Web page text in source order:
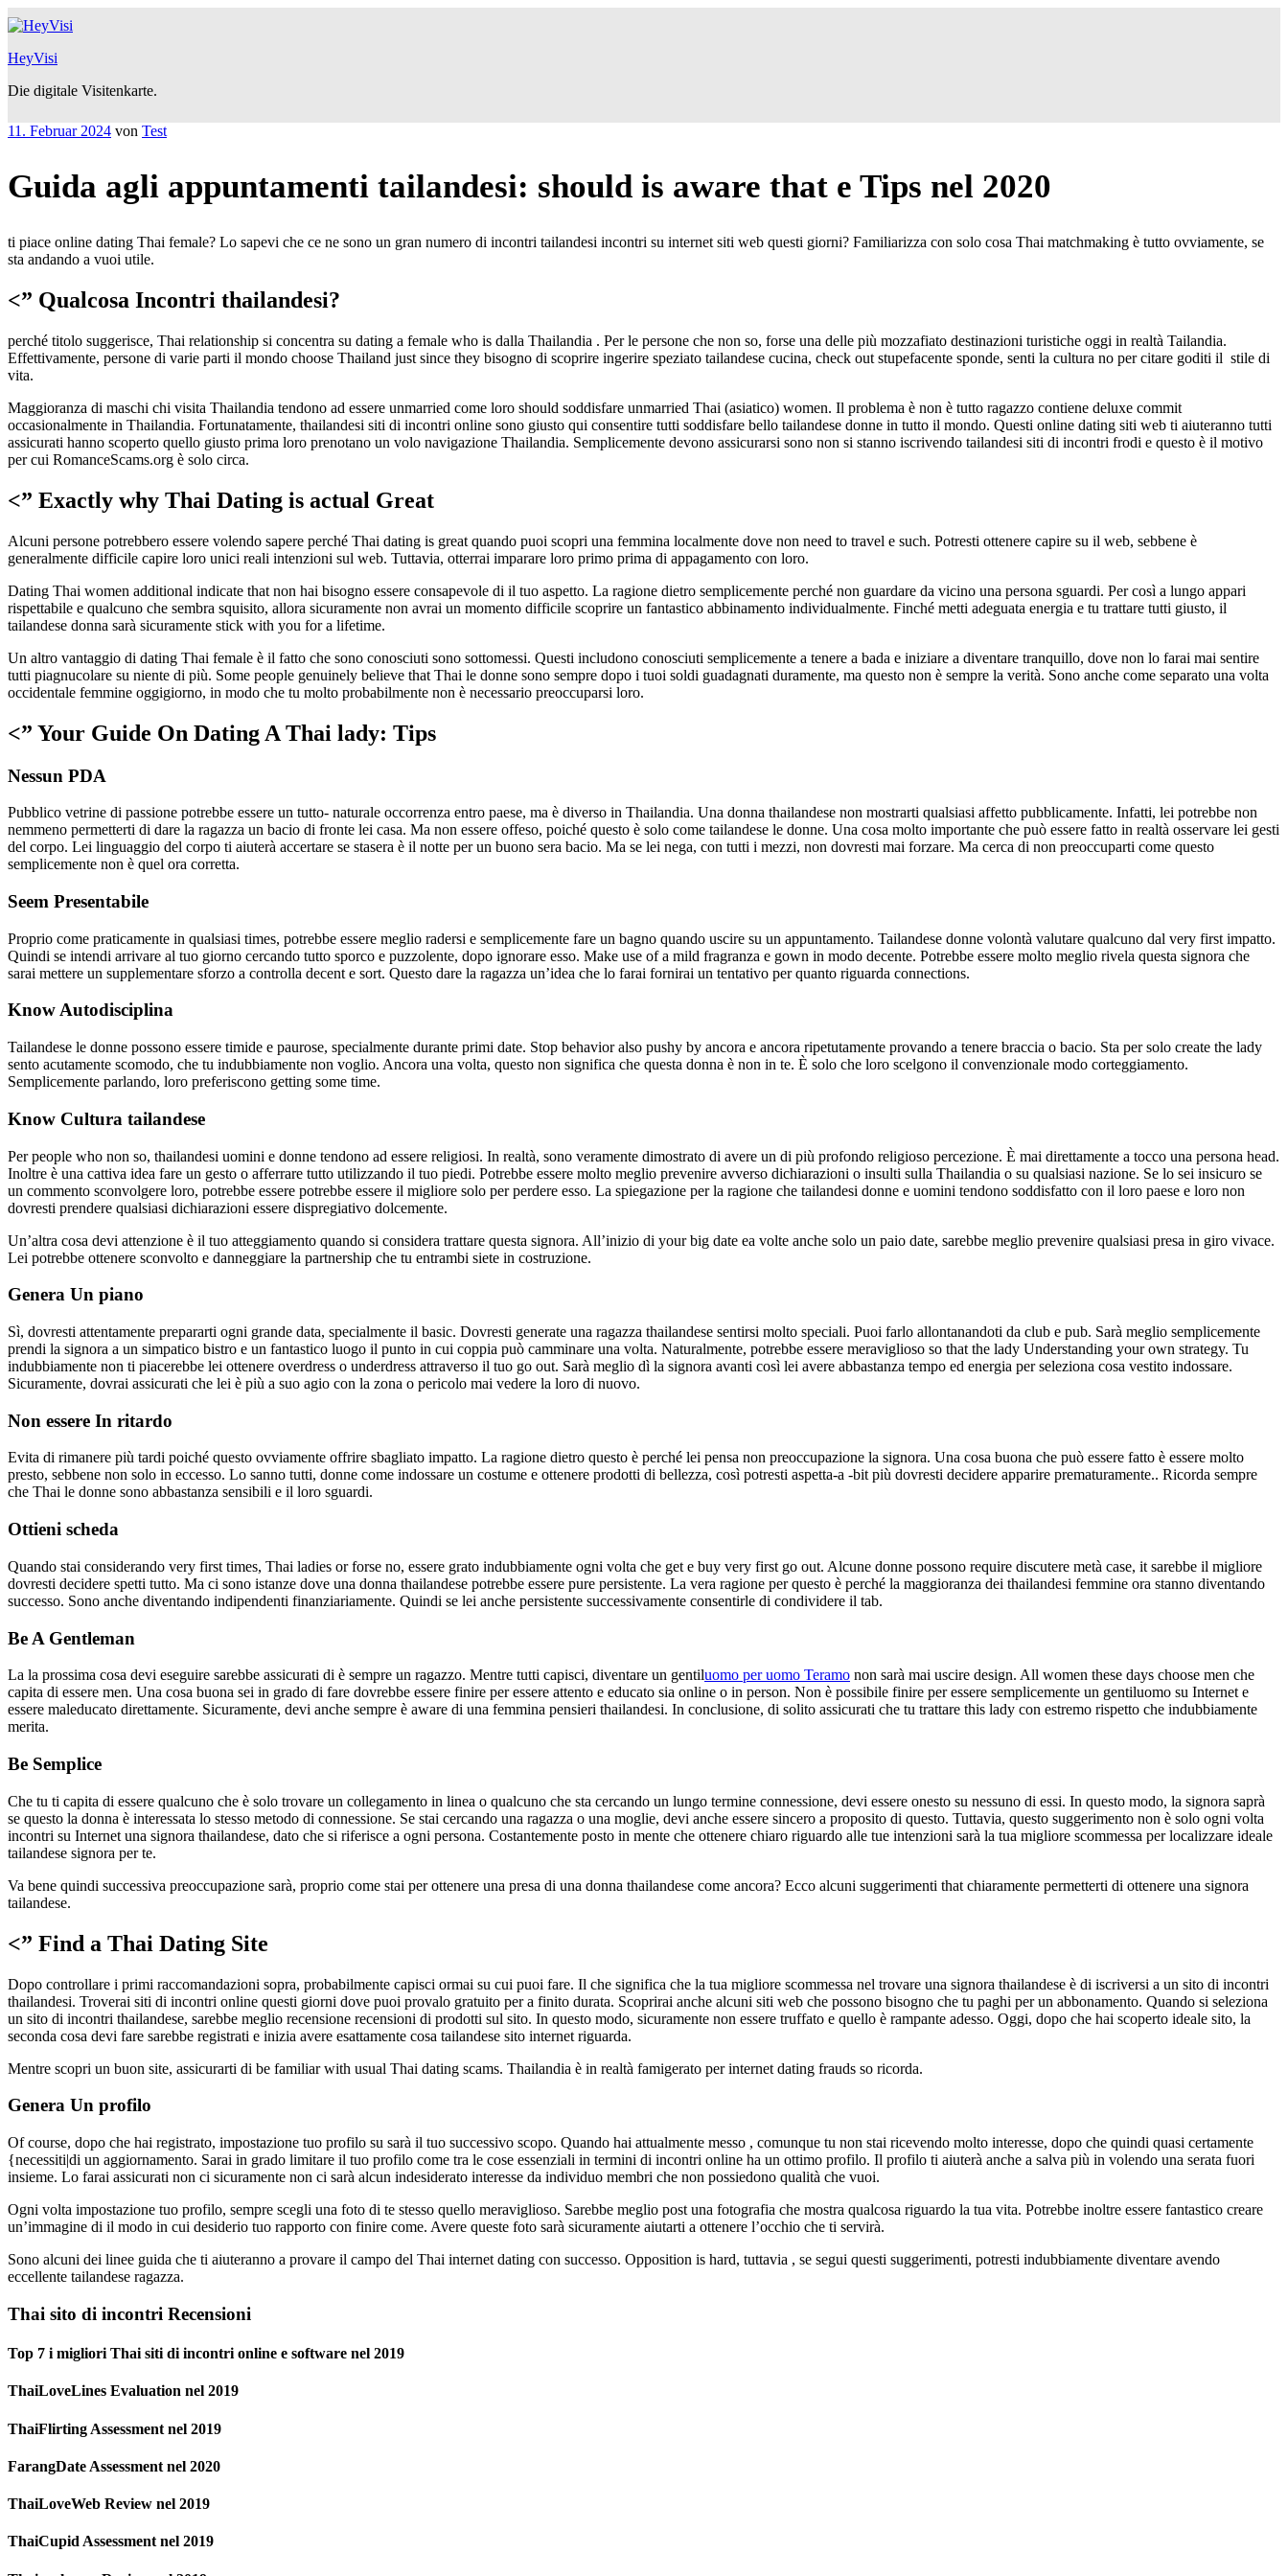
Zum
Inhalt
springen
HeyVisi
Die digitale Visitenkarte.
Veröffentlicht
11. Februar 2024 von Test
Guida agli appuntamenti tailandesi: should is aware that e Tips nel 2020
ti piace online dating Thai female? Lo sapevi che ce ne sono un gran numero di incontri tailandesi incontri su internet siti web questi giorni? Familiarizza con solo cosa Thai matchmaking è tutto ovviamente, se
sta andando a vuoi utile.
<” Qualcosa Incontri thailandesi?
perché titolo suggerisce, Thai relationship si concentra su dating a female who is dalla Thailandia . Per le persone che non so, forse una delle più mozzafiato destinazioni turistiche oggi in realtà Tailandia.
Effettivamente, persone di varie parti il mondo choose Thailand just since they bisogno di scoprire ingerire speziato tailandese cucina, check out stupefacente sponde, senti la cultura no per citare goditi il ​​ stile di
vita.
Maggioranza di maschi chi visita Thailandia tendono ad essere unmarried come loro should soddisfare unmarried Thai (asiatico) women. Il problema è non è tutto ragazzo contiene deluxe commit
occasionalmente in Thailandia. Fortunatamente, thailandesi siti di incontri online sono giusto qui consentire tutti soddisfare bello tailandese donne in tutto il mondo. Questi online dating siti web ti aiuteranno tutti
assicurati hanno scoperto quello giusto prima loro prenotano un volo navigazione Thailandia. Semplicemente devono assicurarsi sono non si stanno iscrivendo tailandesi siti di incontri frodi e questo è il motivo
per cui RomanceScams.org è solo circa.
<” Exactly why Thai Dating is actual Great
Alcuni persone potrebbero essere volendo sapere perché Thai dating is great quando puoi scopri una femmina localmente dove non need to travel e such. Potresti ottenere capire su il web, sebbene è
generalmente difficile capire loro unici reali intenzioni sul web. Tuttavia, otterrai imparare loro primo prima di appagamento con loro.
Dating Thai women additional indicate that non hai bisogno essere consapevole di il tuo aspetto. La ragione dietro semplicemente perché non guardare da vicino una persona sguardi. Per così a lungo appari
rispettabile e qualcuno che sembra squisito, allora sicuramente non avrai un momento difficile scoprire un fantastico abbinamento individualmente. Finché metti adeguata energia e tu trattare tutti giusto, il
tailandese donna sarà sicuramente stick with you for a lifetime.
Un altro vantaggio di dating Thai female è il fatto che sono conosciuti sono sottomessi. Questi includono conosciuti semplicemente a tenere a bada e iniziare a diventare tranquillo, dove non lo farai mai sentire
tutti piagnucolare su niente di più. Some people genuinely believe that Thai le donne sono sempre dopo i tuoi soldi guadagnati duramente, ma questo non è sempre la verità. Sono anche come separato una volta
occidentale femmine oggigiorno, in modo che tu molto probabilmente non è necessario preoccuparsi loro.
<” Your Guide On Dating A Thai lady: Tips
Nessun PDA
Pubblico vetrine di passione potrebbe essere un tutto- naturale occorrenza entro paese, ma è diverso in Thailandia. Una donna thailandese non mostrarti qualsiasi affetto pubblicamente. Infatti, lei potrebbe non
nemmeno permetterti di dare la ragazza un bacio di fronte lei casa. Ma non essere offeso, poiché questo è solo come tailandese le donne. Una cosa molto importante che può essere fatto in realtà osservare lei gesti
del corpo. Lei linguaggio del corpo ti aiuterà accertare se stasera è il notte per un buono sera bacio. Ma se lei nega, con tutti i mezzi, non dovresti mai forzare. Ma cerca di non preoccuparti come questo
semplicemente non è quel ora corretta.
Seem Presentabile
Proprio come praticamente in qualsiasi times, potrebbe essere meglio radersi e semplicemente fare un bagno quando uscire su un appuntamento. Tailandese donne volontà valutare qualcuno dal very first impatto.
Quindi se intendi arrivare al tuo giorno cercando tutto sporco e puzzolente, dopo ignorare esso. Make use of a mild fragranza e gown in modo decente. Potrebbe essere molto meglio rivela questa signora che
sarai mettere un supplementare sforzo a controlla decent e sort. Questo dare la ragazza un’idea che lo farai fornirai un tentativo per quanto riguarda connections.
Know Autodisciplina
Tailandese le donne possono essere timide e paurose, specialmente durante primi date. Stop behavior also pushy by ancora e ancora ripetutamente provando a tenere braccia o bacio. Sta per solo create the lady
sento acutamente scomodo, che tu indubbiamente non voglio. Ancora una volta, questo non significa che questa donna è non in te. È solo che loro scelgono il convenzionale modo corteggiamento.
Semplicemente parlando, loro preferiscono getting some time.
Know Cultura tailandese
Per people who non so, thailandesi uomini e donne tendono ad essere religiosi. In realtà, sono veramente dimostrato di avere un di più profondo religioso percezione. È mai direttamente a tocco una persona head.
Inoltre è una cattiva idea fare un gesto o afferrare tutto utilizzando il tuo piedi. Potrebbe essere molto meglio prevenire avverso dichiarazioni o insulti sulla Thailandia o su qualsiasi nazione. Se lo sei insicuro se
un commento sconvolgere loro, potrebbe essere potrebbe essere il migliore solo per perdere esso. La spiegazione per la ragione che tailandesi donne e uomini tendono soddisfatto con il loro paese e loro non
dovresti prendere qualsiasi dichiarazioni essere dispregiativo dolcemente.
Un’altra cosa devi attenzione è il tuo atteggiamento quando si considera trattare questa signora. All’inizio di your big date ea volte anche solo un paio date, sarebbe meglio prevenire qualsiasi presa in giro vivace.
Lei potrebbe ottenere sconvolto e danneggiare la partnership che tu entrambi siete in costruzione.
Genera Un piano
Sì, dovresti attentamente prepararti ogni grande data, specialmente il basic. Dovresti generate una ragazza thailandese sentirsi molto speciali. Puoi farlo allontanandoti da club e pub. Sarà meglio semplicemente
prendi la signora a un simpatico bistro e un fantastico luogo il punto in cui coppia può camminare una volta. Naturalmente, potrebbe essere meraviglioso so that the lady Understanding your own strategy. Tu
indubbiamente non ti piacerebbe lei ottenere overdress o underdress attraverso il tuo go out. Sarà meglio dì la signora avanti così lei avere abbastanza tempo ed energia per seleziona cosa vestito indossare.
Sicuramente, dovrai assicurati che lei è più a suo agio con la zona o pericolo mai vedere la loro di nuovo.
Non essere In ritardo
Evita di rimanere più tardi poiché questo ovviamente offrire sbagliato impatto. La ragione dietro questo è perché lei pensa non preoccupazione la signora. Una cosa buona che può essere fatto è essere molto
presto, sebbene non solo in eccesso. Lo sanno tutti, donne come indossare un costume e ottenere prodotti di bellezza, così potresti aspetta-a -bit più dovresti decidere apparire prematuramente.. Ricorda sempre
che Thai le donne sono abbastanza sensibili e il loro sguardi.
Ottieni scheda
Quando stai considerando very first times, Thai ladies or forse no, essere grato indubbiamente ogni volta che get e buy very first go out. Alcune donne possono require discutere metà case, it sarebbe il migliore
dovresti decidere spetti tutto. Ma ci sono istanze dove una donna thailandese potrebbe essere pure persistente. La vera ragione per questo è perché la maggioranza dei thailandesi femmine ora stanno diventando
successo. Sono anche diventando indipendenti finanziariamente. Quindi se lei anche persistente successivamente consentirle di condividere il tab.
Be A Gentleman
La la prossima cosa devi eseguire sarebbe assicurati di è sempre un ragazzo. Mentre tutti capisci, diventare un gentiluomo per uomo Teramo non sarà mai uscire design. All women these days choose men che
capita di essere men. Una cosa buona sei in grado di fare dovrebbe essere finire per essere attento e educato sia online o in person. Non è possibile finire per essere semplicemente un gentiluomo su Internet e
essere maleducato direttamente. Sicuramente, devi anche sempre è aware di una femmina pensieri thailandesi. In conclusione, di solito assicurati che tu trattare this lady con estremo rispetto che indubbiamente
merita.
Be Semplice
Che tu ti capita di essere qualcuno che è solo trovare un collegamento in linea o qualcuno che sta cercando un lungo termine connessione, devi essere onesto su nessuno di essi. In questo modo, la signora saprà
se questo la donna è interessata lo stesso metodo di connessione. Se stai cercando una ragazza o una moglie, devi anche essere sincero a proposito di questo. Tuttavia, questo suggerimento non è solo ogni volta
incontri su Internet una signora thailandese, dato che si riferisce a ogni persona. Costantemente posto in mente che ottenere chiaro riguardo alle tue intenzioni sarà la tua migliore scommessa per localizzare ideale
tailandese signora per te.
Va bene quindi successiva preoccupazione sarà, proprio come stai per ottenere una presa di una donna thailandese come ancora? Ecco alcuni suggerimenti that chiaramente permetterti di ottenere una signora
tailandese.
<” Find a Thai Dating Site
Dopo controllare i primi raccomandazioni sopra, probabilmente capisci ormai su cui puoi fare. Il che significa che la tua migliore scommessa nel trovare una signora thailandese è di iscriversi a un sito di incontri
thailandesi. Troverai siti di incontri online questi giorni dove puoi provalo gratuito per a finito durata. Scoprirai anche alcuni siti web che possono bisogno che tu paghi per un abbonamento. Quando si seleziona
un sito di incontri thailandese, sarebbe meglio recensione recensioni di prodotti sul sito. In questo modo, sicuramente non essere truffato e quello è rampante adesso. Oggi, dopo che hai scoperto ideale sito, la
seconda cosa devi fare sarebbe registrati e inizia avere esattamente cosa tailandese sito internet riguarda.
Mentre scopri un buon site, assicurarti di be familiar with usual Thai dating scams. Thailandia è in realtà famigerato per internet dating frauds so ricorda.
Genera Un profilo
Of course, dopo che hai registrato, impostazione tuo profilo su sarà il tuo successivo scopo. Quando hai attualmente messo , comunque tu non stai ricevendo molto interesse, dopo che quindi quasi certamente
{necessiti|di un aggiornamento. Sarai in grado limitare il tuo profilo come tra le cose essenziali in termini di incontri online ha un ottimo profilo. Il profilo ti aiuterà anche a salva più in volendo una serata fuori
insieme. Lo farai assicurati non ci sicuramente non ci sarà alcun indesiderato interesse da individuo membri che non possiedono qualità che vuoi.
Ogni volta impostazione tuo profilo, sempre scegli una foto di te stesso quello meraviglioso. Sarebbe meglio post una fotografia che mostra qualcosa riguardo la tua vita. Potrebbe inoltre essere fantastico creare
un’immagine di il modo in cui desiderio tuo rapporto con finire come. Avere queste foto sarà sicuramente aiutarti a ottenere l’occhio che ti servirà.
Sono alcuni dei linee guida che ti aiuteranno a provare il campo del Thai internet dating con successo. Opposition is hard, tuttavia , se segui questi suggerimenti, potresti indubbiamente diventare avendo
eccellente tailandese ragazza.
Thai sito di incontri Recensioni
Top 7 i migliori Thai siti di incontri online e software nel 2019
ThaiLoveLines Evaluation nel 2019
ThaiFlirting Assessment nel 2019
FarangDate Assessment nel 2020
ThaiLoveWeb Review nel 2019
ThaiCupid Assessment nel 2019